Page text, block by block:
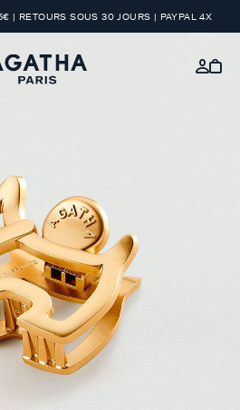
| RETOURS SOUS 30 JOURS | PAYPAL 4X